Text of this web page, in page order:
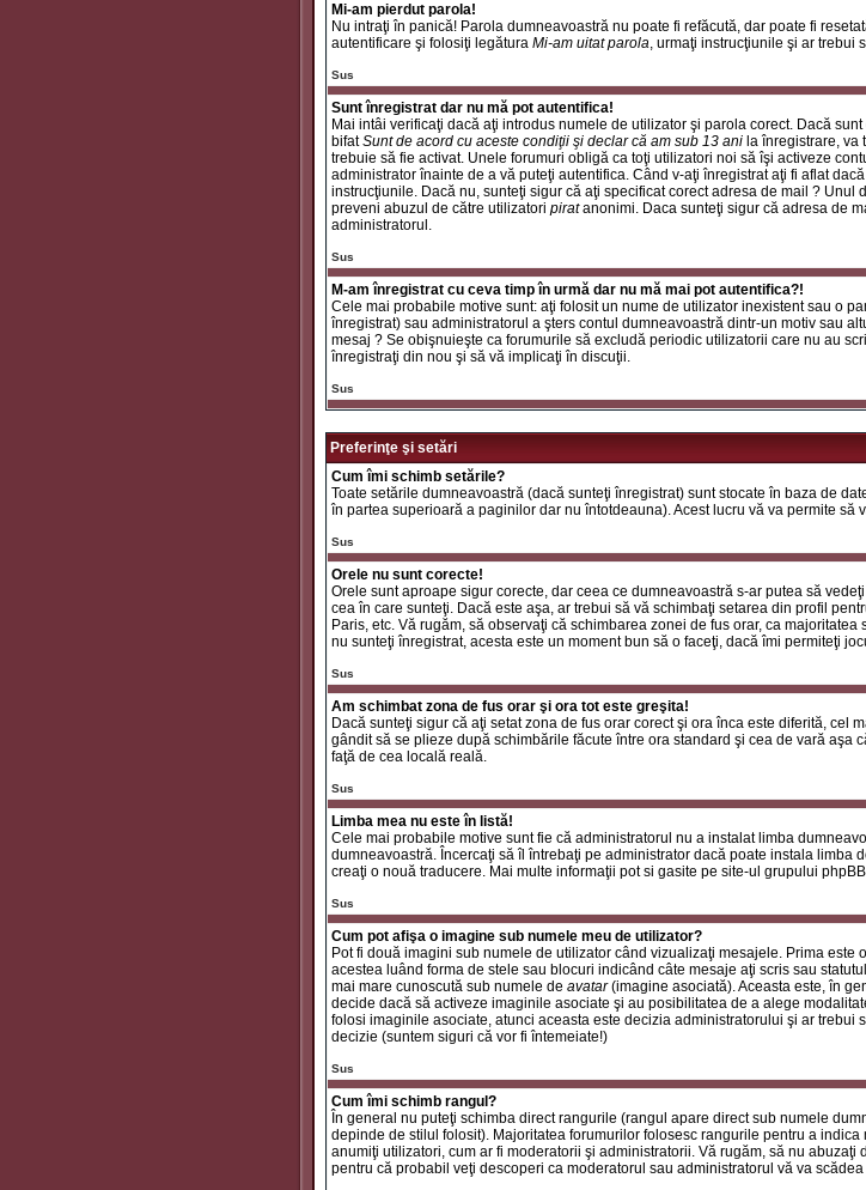
Mi-am pierdut parola!
Nu intraţi în panică! Parola dumneavoastră nu poate fi refăcută, dar poate fi
autentificare şi folosiţi legătura Mi-am uitat parola, urmaţi instrucţiunile şi ar trebui
Sus
Sunt înregistrat dar nu mă pot autentifica!
Mai intâi verificaţi dacă aţi introdus numele de utilizator şi parola corect. Dacă
bifatSunt de acord cu aceste condiţii şi declar că am sub 13 ani la înregistrare,
trebuie să fie activat. Unele forumuri obligă ca toţi utilizatori noi să îşi activeze
administrator înainte de a vă puteţi autentifica. Când v-aţi înregistrat aţi fi aflat
instrucţiunile. Dacă nu, sunteţi sigur că aţi specificat corect adresa de mail ?
preveni abuzul de către utilizatori piratanonimi. Daca sunteţi sigur că adresa de
administratorul.
Sus
M-am înregistrat cu ceva timp în urmă dar nu mă mai pot autentifica?!
Cele mai probabile motive sunt: aţi folosit un nume de utilizator inexistent sau o
înregistrat) sau administratorul a şters contul dumneavoastră dintr-un motiv sau
mesaj ? Se obişnuieşte ca forumurile să excludă periodic utilizatorii care nu au
înregistraţi din nou şi să vă implicaţi în discuţii.
Sus
Preferinţe şi setări
Cum îmi schimb setările?
Toate setările dumneavoastră (dacă sunteţi înregistrat) sunt stocate în baza de
în partea superioară a paginilor dar nu întotdeauna). Acest lucru vă va permite să
Sus
Orele nu sunt corecte!
Orele sunt aproape sigur corecte, dar ceea ce dumneavoastră s-ar putea să
cea în care sunteţi. Dacă este aşa, ar trebui să vă schimbaţi setarea din profil
Paris, etc. Vă rugăm, să observaţi că schimbarea zonei de fus orar, ca
nu sunteţi înregistrat, acesta este un moment bun să o faceţi, dacă îmi permiteţi
Sus
Am schimbat zona de fus orar şi ora tot este greşita!
Dacă sunteţi sigur că aţi setat zona de fus orar corect şi ora înca este diferită, cel
gândit să se plieze după schimbările făcute între ora standard şi cea de vară aşa
faţă de cea locală reală.
Sus
Limba mea nu este în listă!
Cele mai probabile motive sunt fie că administratorul nu a instalat limba
dumneavoastră. Încercaţi să îl întrebaţi pe administrator dacă poate instala limba
creaţi o nouă traducere. Mai multe informaţii pot si gasite pe site-ul grupului
Sus
Cum pot afişa o imagine sub numele meu de utilizator?
Pot fi două imagini sub numele de utilizator când vizualizaţi mesajele. Prima
acestea luând forma de stele sau blocuri indicând câte mesaje aţi scris sau
mai mare cunoscută sub numele de avatar(imagine asociată). Aceasta este, în
decide dacă să activeze imaginile asociate şi au posibilitatea de a alege
folosi imaginile asociate, atunci aceasta este decizia administratorului şi ar
decizie (suntem siguri că vor fi întemeiate!)
Sus
Cum îmi schimb rangul?
În general nu puteţi schimba direct rangurile (rangul apare direct sub numele
depinde de stilul folosit). Majoritatea forumurilor folosesc rangurile pentru a
anumiţi utilizatori, cum ar fi moderatorii şi administratorii. Vă rugăm, să nu
pentru că probabil veţi descoperi ca moderatorul sau administratorul vă va